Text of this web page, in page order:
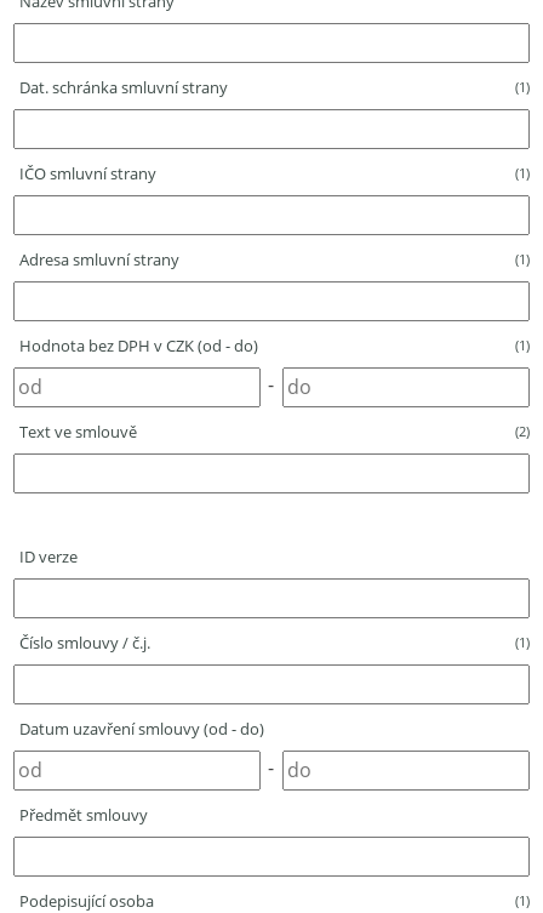
Dat. schránka smluvní strany (1)
IČO smluvní strany (1)
Adresa smluvní strany (1)
Hodnota bez DPH v CZK (od - do) (1)
-
Text ve smlouvě (2)
ID verze
Číslo smlouvy / č.j. (1)
Datum uzavření smlouvy (od - do)
-
Předmět smlouvy
Podepisující osoba (1)